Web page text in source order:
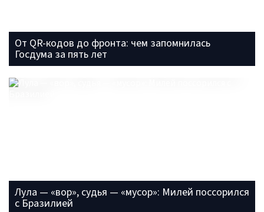
От QR-кодов до фронта: чем запомнилась
Госдума за пять лет
Лула — «вор», судья — «мусор»: Милей поссорился
с Бразилией